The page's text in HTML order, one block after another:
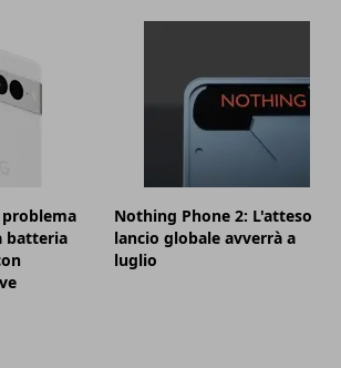
batteria
Nothing Phone 2: L'atteso
lancio globale avverrà a
luglio